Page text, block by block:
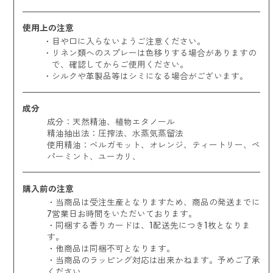
使用上の注意
目や口に入らないようご注意ください。
リネン類へのスプレーは色移りする場合がありますの
で、確認してからご使用ください。
シルクや革製品等はシミになる場合がございます。
成分
成分：天然精油、植物エタノール
精油抽出法：圧搾法、水蒸気蒸留法
使用精油： ベルガモット、オレンジ、ティートリー、ペ
パーミント、ユーカリ、
購入前の注意
・当商品は受注生産となりますため、商品の発送までに
7営業日お時間をいただいております。
・同梱する香りカードは、1配送先につき1枚となりま
す。
・他商品は同梱不可となります。
・当商品のラッピング対応は出来かねます。予めご了承